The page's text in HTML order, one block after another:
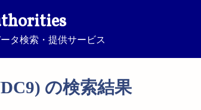
タ検索・提供サービス
の検索結果